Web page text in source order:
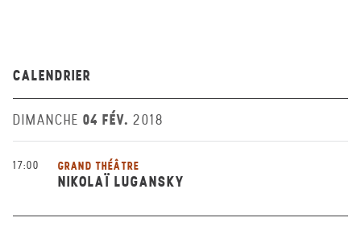
CALENDRIER
DIMANCHE 04 FÉV. 2018
17:00 GRAND THÉÂTRE
NIKOLAÏ LUGANSKY